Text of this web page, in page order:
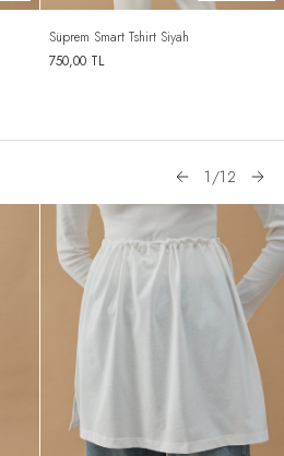
Süprem Smart Tshirt Siyah
750,00TL
1 /12